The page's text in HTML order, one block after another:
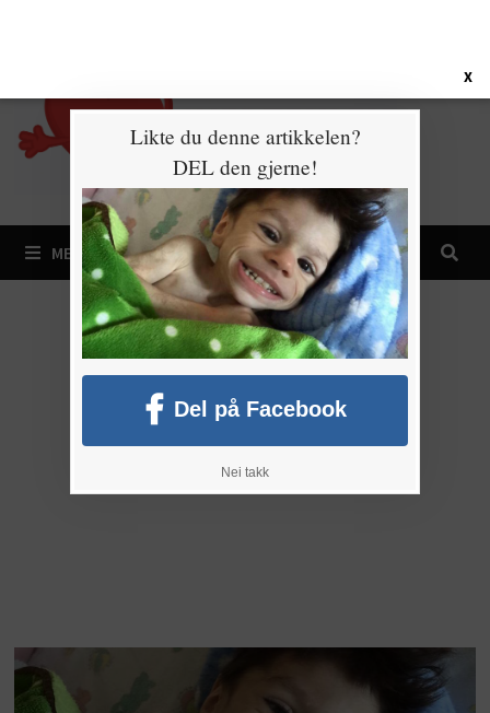
MENY
X
Likte du denne artikkelen?
DEL den gjerne!
Del på Facebook
Nei takk